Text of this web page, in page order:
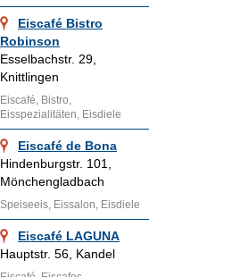
Eiscafé Bistro
Robinson
Esselbachstr. 29,
Knittlingen
Eiscafé, Bistro,
Eisspezialitäten, Eisdiele
Eiscafé de Bona
Hindenburgstr. 101,
Mönchengladbach
Speiseeis, Eissalon, Eisdiele
Eiscafé LAGUNA
Hauptstr. 56, Kandel